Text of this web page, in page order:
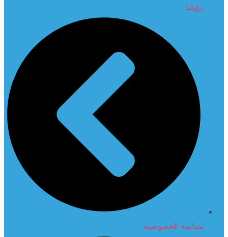
رؤيتنا
سياسة الخصوصية